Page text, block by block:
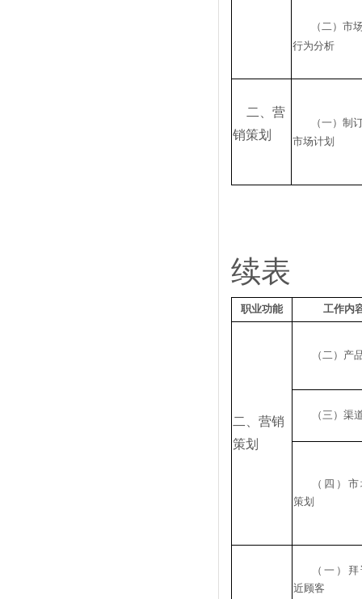
（二）市
行为分析
二、营
销策划
（一）制
市场计划
续表
职业功能 工作内
二、营销
策划
（二）产
（三）渠
（四）
策划
（一）
近顾客